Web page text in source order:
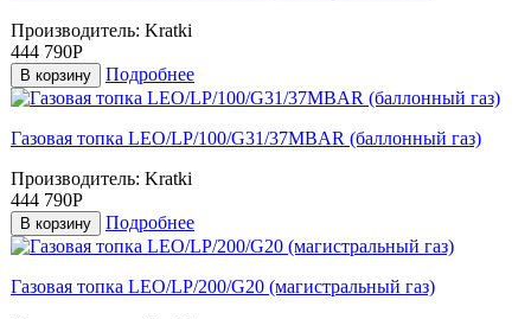
Производитель: Kratki
444 790Р
В корзину Подробнее
Газовая топка LEO/LP/100/G31/37MBAR (баллонный газ)
Производитель: Kratki
444 790Р
В корзину Подробнее
Газовая топка LEO/LP/200/G20 (магистральный газ)